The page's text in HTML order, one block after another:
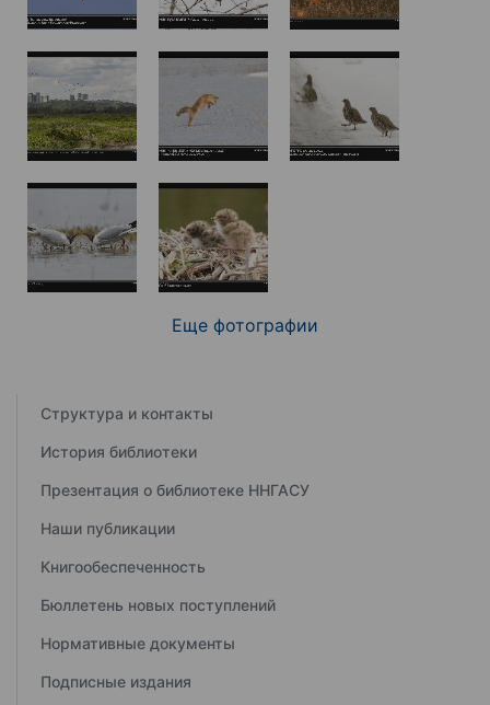
Еще фотографии
Структура и контакты
История библиотеки
Презентация о библиотеке ННГАСУ
Наши публикации
Книгообеспеченность
Бюллетень новых поступлений
Нормативные документы
Подписные издания